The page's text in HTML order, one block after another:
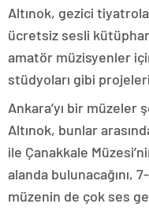
Altınok, gezici
ücretsiz sesli
amatör müzisyenler
stüdyoları gibi
Ankara’yı bir müzeler
Altınok, bunlar
ile Çanakkale
alanda bulunacağını,
müzenin de çok ses